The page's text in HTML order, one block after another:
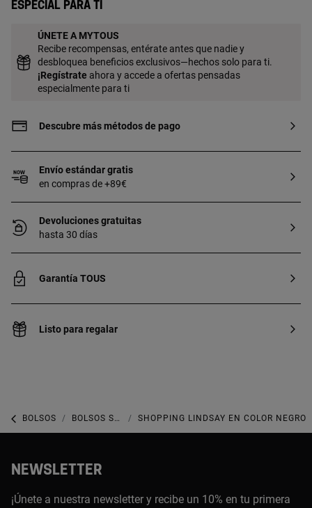
Especial para ti
ÚNETE A MYTOUS
Recibe recompensas, entérate antes que nadie y
desbloquea beneficios exclusivos—hechos solo para ti.
¡Regístrate ahora y accede a ofertas pensadas
especialmente para ti
Descubre más métodos de pago
Envío estándar gratis
en compras de +89€
Devoluciones gratuitas
hasta 30 días
Garantía TOUS
Listo para regalar
BOLSOS BOLSOS SHOPPER SHOPPING LINDSAY EN COLOR NEGRO
NEWSLETTER
¡Únete a nuestra newsletter y recibe un 10% en tu primera